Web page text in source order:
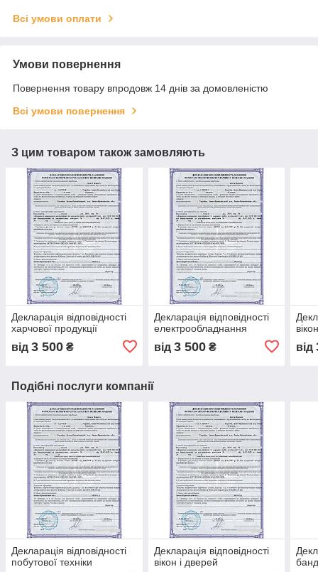
Всі умови оплати
Умови повернення
Повернення товару впродовж 14 днів за домовленістю
Всі умови повернення
З цим товаром також замовляють
Декларація відповідності
харчової продукції
від 3 500 ₴
Декларація відповідності
електрообладнання
від 3 500₴ від
Подібні послуги компанії
Декларація відповідності
побутової техніки
Декларація відповідності
вікон і дверей